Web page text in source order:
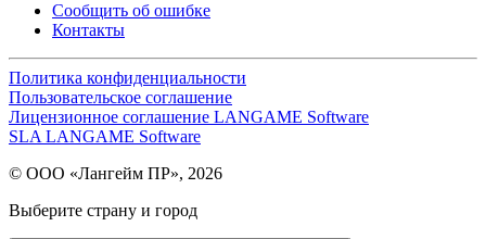
Сообщить об ошибке
Контакты
Политика конфиденциальности
Пользовательское соглашение
Лицензионное соглашение LANGAME Software
SLA LANGAME Software
© ООО «Лангейм ПР», 2026
Выберите страну и город